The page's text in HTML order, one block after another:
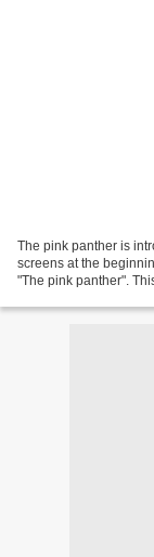
The pink panther is
screens at the
"The pink panther".